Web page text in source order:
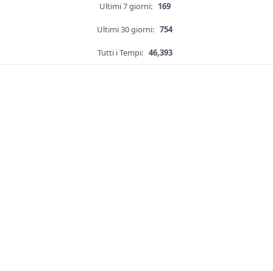
Ultimi 7 giorni: 169
Ultimi 30 giorni: 754
Tutti i Tempi: 46,393